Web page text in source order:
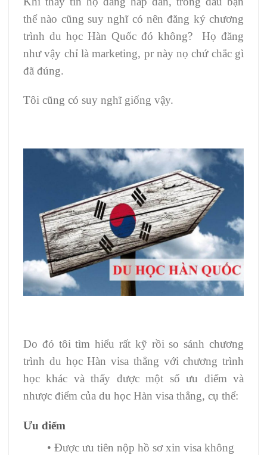
thể nào cũng suy nghĩ có nên đăng ký chương
trình du học Hàn Quốc đó không? Họ đăng
như vậy chỉ là marketing, pr này nọ chứ chắc gì
đã đúng.
Tôi cũng có suy nghĩ giống vậy.
Do đó tôi tìm hiểu rất kỹ rồi so sánh chương
trình du học Hàn visa thẳng với chương trình
học khác và thấy được một số ưu điểm và
nhược điểm của du học Hàn visa thẳng, cụ thể:
Ưu điểm
• Được ưu tiên nộp hồ sơ xin visa không